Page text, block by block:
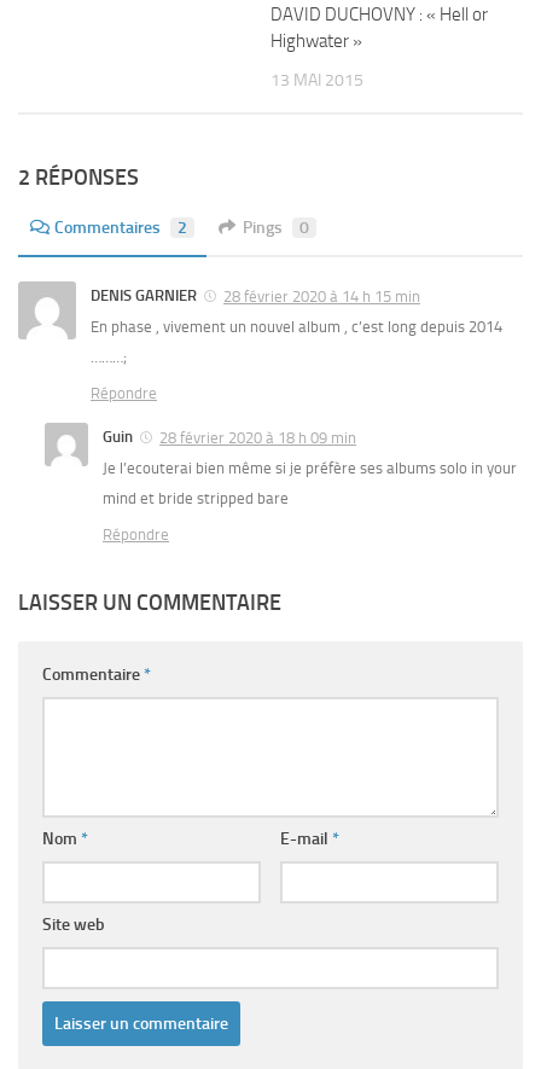
DAVID DUCHOVNY : « Hell or
Highwater »
13 MAI 2015
2 RÉPONSES
Commentaires 2 Pings 0
DENIS GARNIER
28 février 2020 à 14 h 15 min
En phase , vivement un nouvel album , c’est long depuis 2014
………;
Répondre
Guin
28 février 2020 à 18 h 09 min
Je l’ecouterai bien même si je préfère ses albums solo in your
mind et bride stripped bare
Répondre
LAISSER UN COMMENTAIRE
Commentaire*
Nom * E-mail *
Site web